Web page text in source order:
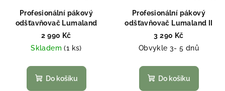
Profesionální pákový
odšťavňovač Lumaland
2 990 Kč
Skladem(1 ks)
Do košíku
Profesionální pákový
odšťavňovač Lumaland II
3 290 Kč
Obvykle 3- 5 dnů
Do košíku